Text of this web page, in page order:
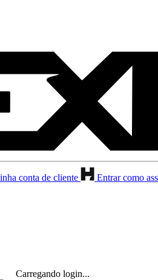
conta de cliente
Entrar como
Carregando login...